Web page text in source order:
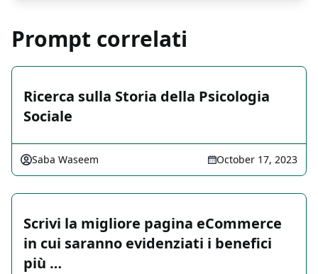
Prompt correlati
Ricerca sulla Storia della Psicologia
Sociale
Saba Waseem October 17, 2023
Scrivi la migliore pagina eCommerce
in cui saranno evidenziati i benefici
più …